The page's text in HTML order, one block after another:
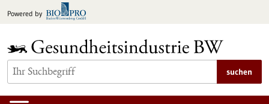
Inhalt
Powered by
suchen